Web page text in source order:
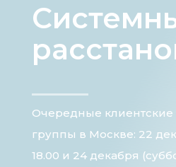
Очередные клиентские
группы в Москве: 22
18.00 и 24 декабря